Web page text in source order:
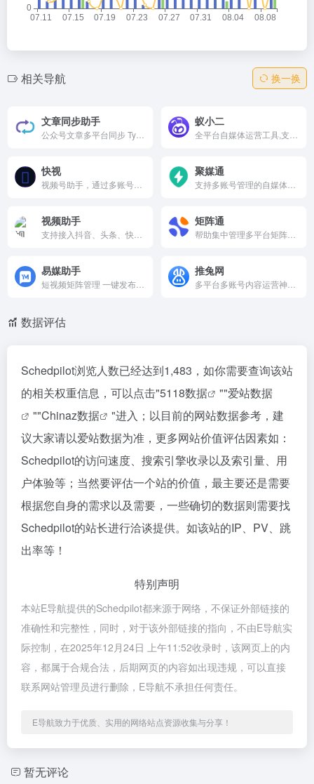
相关导航 换一换
文章同步助手 蚁小二
快视 聚媒通
视频助手 矩阵通
易媒助手 推兔网
数据评估
Schedpilot浏览人数已经达到1,483，如你需要查询该站
的相关权重信息，可以点击"5118数据 ""爱站数据
""Chinaz数据
"进入；以目前的网站数据参考，建
议大家请以爱站数据为准，更多网站价值评估因素如：
Schedpilot的访问速度、搜索引擎收录以及索引量、用
户体验等；当然要评估一个站的价值，最主要还是需要
根据您自身的需求以及需要，一些确切的数据则需要找
Schedpilot的站长进行洽谈提供。如该站的IP、PV、跳
出率等！
特别声明
本站E导航提供的Schedpilot都来源于网络，不保证外部链接的
准确性和完整性，同时，对于该外部链接的指向，不由E导航实
际控制，在2025年12月24日 上午11:52收录时，该网页上的内
容，都属于合规合法，后期网页的内容如出现违规，可以直接
联系网站管理员进行删除，E导航不承担任何责任。
E导航致力于优质、实用的网络站点资源收集与分享！
暂无评论